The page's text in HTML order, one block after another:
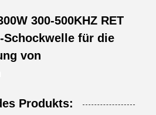
300-500KHZ RET
Schockwelle für die
von
Produkts: